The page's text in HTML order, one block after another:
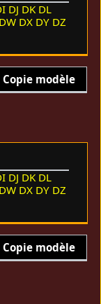
DJ DK DL
DW DX DY DZ
Copie modèle
DJ DK DL
DW DX DY DZ
Copie modèle